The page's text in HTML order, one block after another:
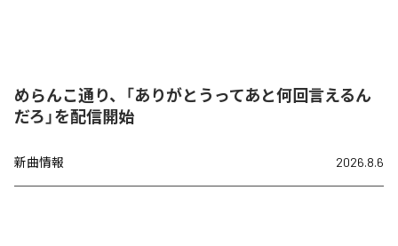
めらんこ通り、「ありがとうってあと何回言えるん
だろ」を配信開始
新曲情報 2026.8.6